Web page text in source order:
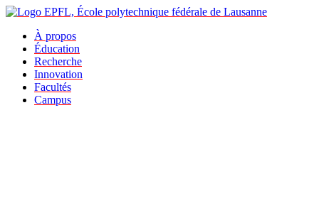
À propos
Éducation
Recherche
Innovation
Facultés
Campus